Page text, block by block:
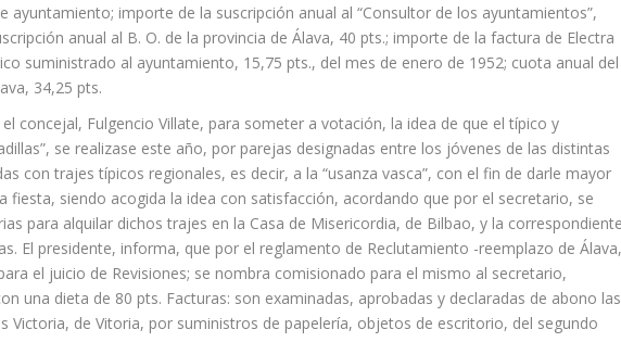
ayuntamiento; importe de la suscripción anual al “Consultor de los ayuntamientos”,
anual al B. O. de la provincia de Álava, 40 pts.; importe de la factura de Electra
suministrado al ayuntamiento, 15,75 pts., del mes de enero de 1952; cuota anual del
34,25 pts.
concejal, Fulgencio Villate, para someter a votación, la idea de que el típico y
se realizase este año, por parejas designadas entre los jóvenes de las distintas
con trajes típicos regionales, es decir, a la “usanza vasca”, con el fin de darle mayor
fiesta, siendo acogida la idea con satisfacción, acordando que por el secretario, se
para alquilar dichos trajes en la Casa de Misericordia, de Bilbao, y la correspondiente
El presidente, informa, que por el reglamento de Reclutamiento -reemplazo de Álava,
el juicio de Revisiones; se nombra comisionado para el mismo al secretario,
una dieta de 80 pts. Facturas: son examinadas, aprobadas y declaradas de abono las
Victoria, de Vitoria, por suministros de papelería, objetos de escritorio, del segundo